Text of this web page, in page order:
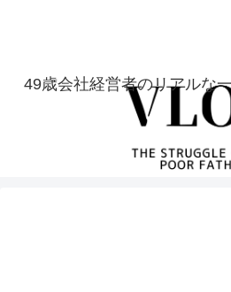
49歳会社経営者のリアルな